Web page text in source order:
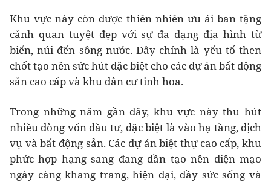
Khu vực này còn được thiên nhiên ưu ái ban tặng
cảnh quan tuyệt đẹp với sự đa dạng địa hình từ
biển, núi đến sông nước. Đây chính là yếu tố then
chốt tạo nên sức hút đặc biệt cho các dự án bất động
sản cao cấp và khu dân cư tinh hoa.
Trong những năm gần đây, khu vực này thu hút
nhiều dòng vốn đầu tư, đặc biệt là vào hạ tầng, dịch
vụ và bất động sản. Các dự án biệt thự cao cấp, khu
phức hợp hạng sang đang dần tạo nên diện mạo
ngày càng khang trang, hiện đại, đầy sức sống và